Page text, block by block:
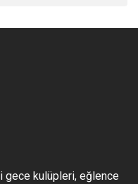
gece kulüpleri, eğlence